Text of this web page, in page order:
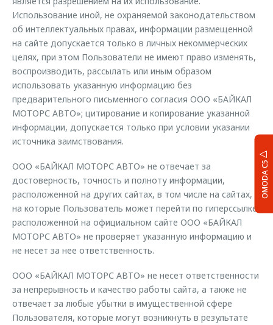
OMODA C5
Использование иной, не охраняемой законодательством
об интеллектуальных правах, информации размещенной
на сайте допускается только в личных некоммерческих
целях, при этом Пользователи не имеют право изменять,
воспроизводить, рассылать или иным образом
использовать указанную информацию без
предварительного письменного согласия ООО «БАЙКАЛ
МОТОРС АВТО»; цитирование и копирование указанной
информации, допускается только при условии указании
источника заимствования.
ООО «БАЙКАЛ МОТОРС АВТО» не отвечает за
достоверность, точность и полноту информации,
расположенной на других сайтах, в том числе на сайтах,
на которые Пользователь может перейти по гиперссылке,
расположенной на официальном сайте ООО «БАЙКАЛ
МОТОРС АВТО» не проверяет указанную информацию и
не несет за нее ответственность.
ООО «БАЙКАЛ МОТОРС АВТО» не несет ответственности
за непрерывность и качество работы сайта, а также не
отвечает за любые убытки в имущественной сфере
Пользователя, которые могут возникнуть в результате